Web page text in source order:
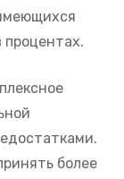
процентах.
более